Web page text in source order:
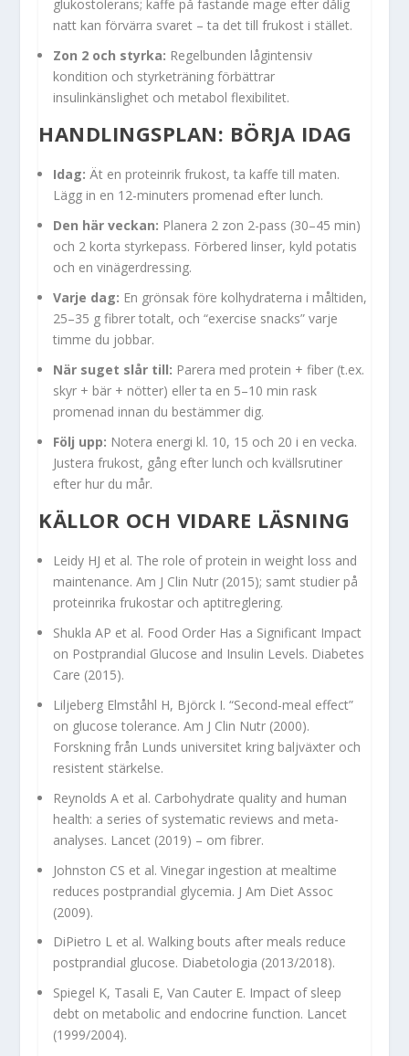
glukostolerans; kaffe på fastande mage efter dålig
natt kan förvärra svaret – ta det till frukost i stället.
Zon 2 och styrka: Regelbunden lågintensiv
kondition och styrketräning förbättrar
insulinkänslighet och metabol flexibilitet.
HANDLINGSPLAN: BÖRJA IDAG
Idag: Ät en proteinrik frukost, ta kaffe till maten.
Lägg in en 12-minuters promenad efter lunch.
Den här veckan: Planera 2 zon 2-pass (30–45 min)
och 2 korta styrkepass. Förbered linser, kyld potatis
och en vinägerdressing.
Varje dag: En grönsak före kolhydraterna i måltiden,
25–35 g fibrer totalt, och “exercise snacks” varje
timme du jobbar.
När suget slår till: Parera med protein + fiber (t.ex.
skyr + bär + nötter) eller ta en 5–10 min rask
promenad innan du bestämmer dig.
Följ upp: Notera energi kl. 10, 15 och 20 i en vecka.
Justera frukost, gång efter lunch och kvällsrutiner
efter hur du mår.
KÄLLOR OCH VIDARE LÄSNING
Leidy HJ et al. The role of protein in weight loss and
maintenance. Am J Clin Nutr (2015); samt studier på
proteinrika frukostar och aptitreglering.
Shukla AP et al. Food Order Has a Significant Impact
on Postprandial Glucose and Insulin Levels. Diabetes
Care (2015).
Liljeberg Elmståhl H, Björck I. “Second-meal effect”
on glucose tolerance. Am J Clin Nutr (2000).
Forskning från Lunds universitet kring baljväxter och
resistent stärkelse.
Reynolds A et al. Carbohydrate quality and human
health: a series of systematic reviews and meta-
analyses. Lancet (2019) – om fibrer.
Johnston CS et al. Vinegar ingestion at mealtime
reduces postprandial glycemia. J Am Diet Assoc
(2009).
DiPietro L et al. Walking bouts after meals reduce
postprandial glucose. Diabetologia (2013/2018).
Spiegel K, Tasali E, Van Cauter E. Impact of sleep
debt on metabolic and endocrine function. Lancet
(1999/2004).